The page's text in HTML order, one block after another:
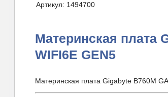
Артикул: 1494700
Материнская плата
WIFI6E GEN5
Материнская плата Gigabyte B760M